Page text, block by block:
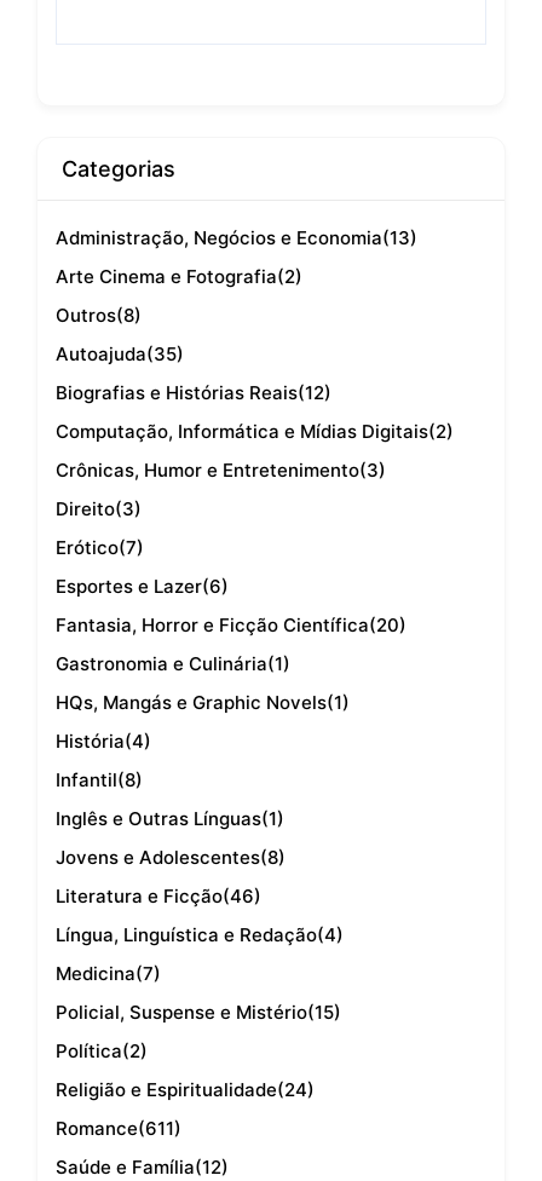
Categorias
Administração, Negócios e Economia(13)
Arte Cinema e Fotografia(2)
Outros(8)
Autoajuda(35)
Biografias e Histórias Reais(12)
Computação, Informática e Mídias Digitais(2)
Crônicas, Humor e Entretenimento(3)
Direito(3)
Erótico(7)
Esportes e Lazer(6)
Fantasia, Horror e Ficção Científica(20)
Gastronomia e Culinária(1)
HQs, Mangás e Graphic Novels(1)
História(4)
Infantil(8)
Inglês e Outras Línguas(1)
Jovens e Adolescentes(8)
Literatura e Ficção(46)
Língua, Linguística e Redação(4)
Medicina(7)
Policial, Suspense e Mistério(15)
Política(2)
Religião e Espiritualidade(24)
Romance(611)
Saúde e Família(12)